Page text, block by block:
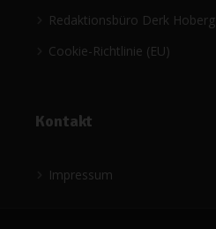
Redaktionsbüro Derk Hoberg
Cookie-Richtlinie (EU)
Kontakt
Impressum